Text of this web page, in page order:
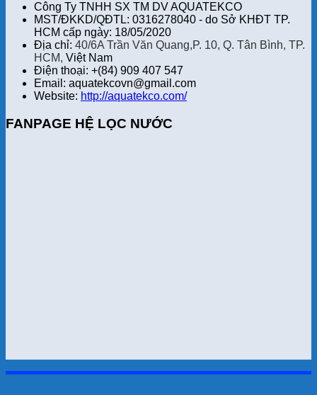
Công Ty TNHH SX TM DV AQUATEKCO
MST/ĐKKD/QĐTL: 0316278040 - do Sở KHĐT TP.
HCM cấp ngày: 18/05/2020
Địa chỉ: 40/6A Trần Văn Quang,P. 10, Q. Tân Bình, TP.
HCM, Việt Nam
Điện thoại: +(84) 909 407 547
Email: aquatekcovn@gmail.com
Website: http://aquatekco.com/
FANPAGE HỆ LỌC NƯỚC